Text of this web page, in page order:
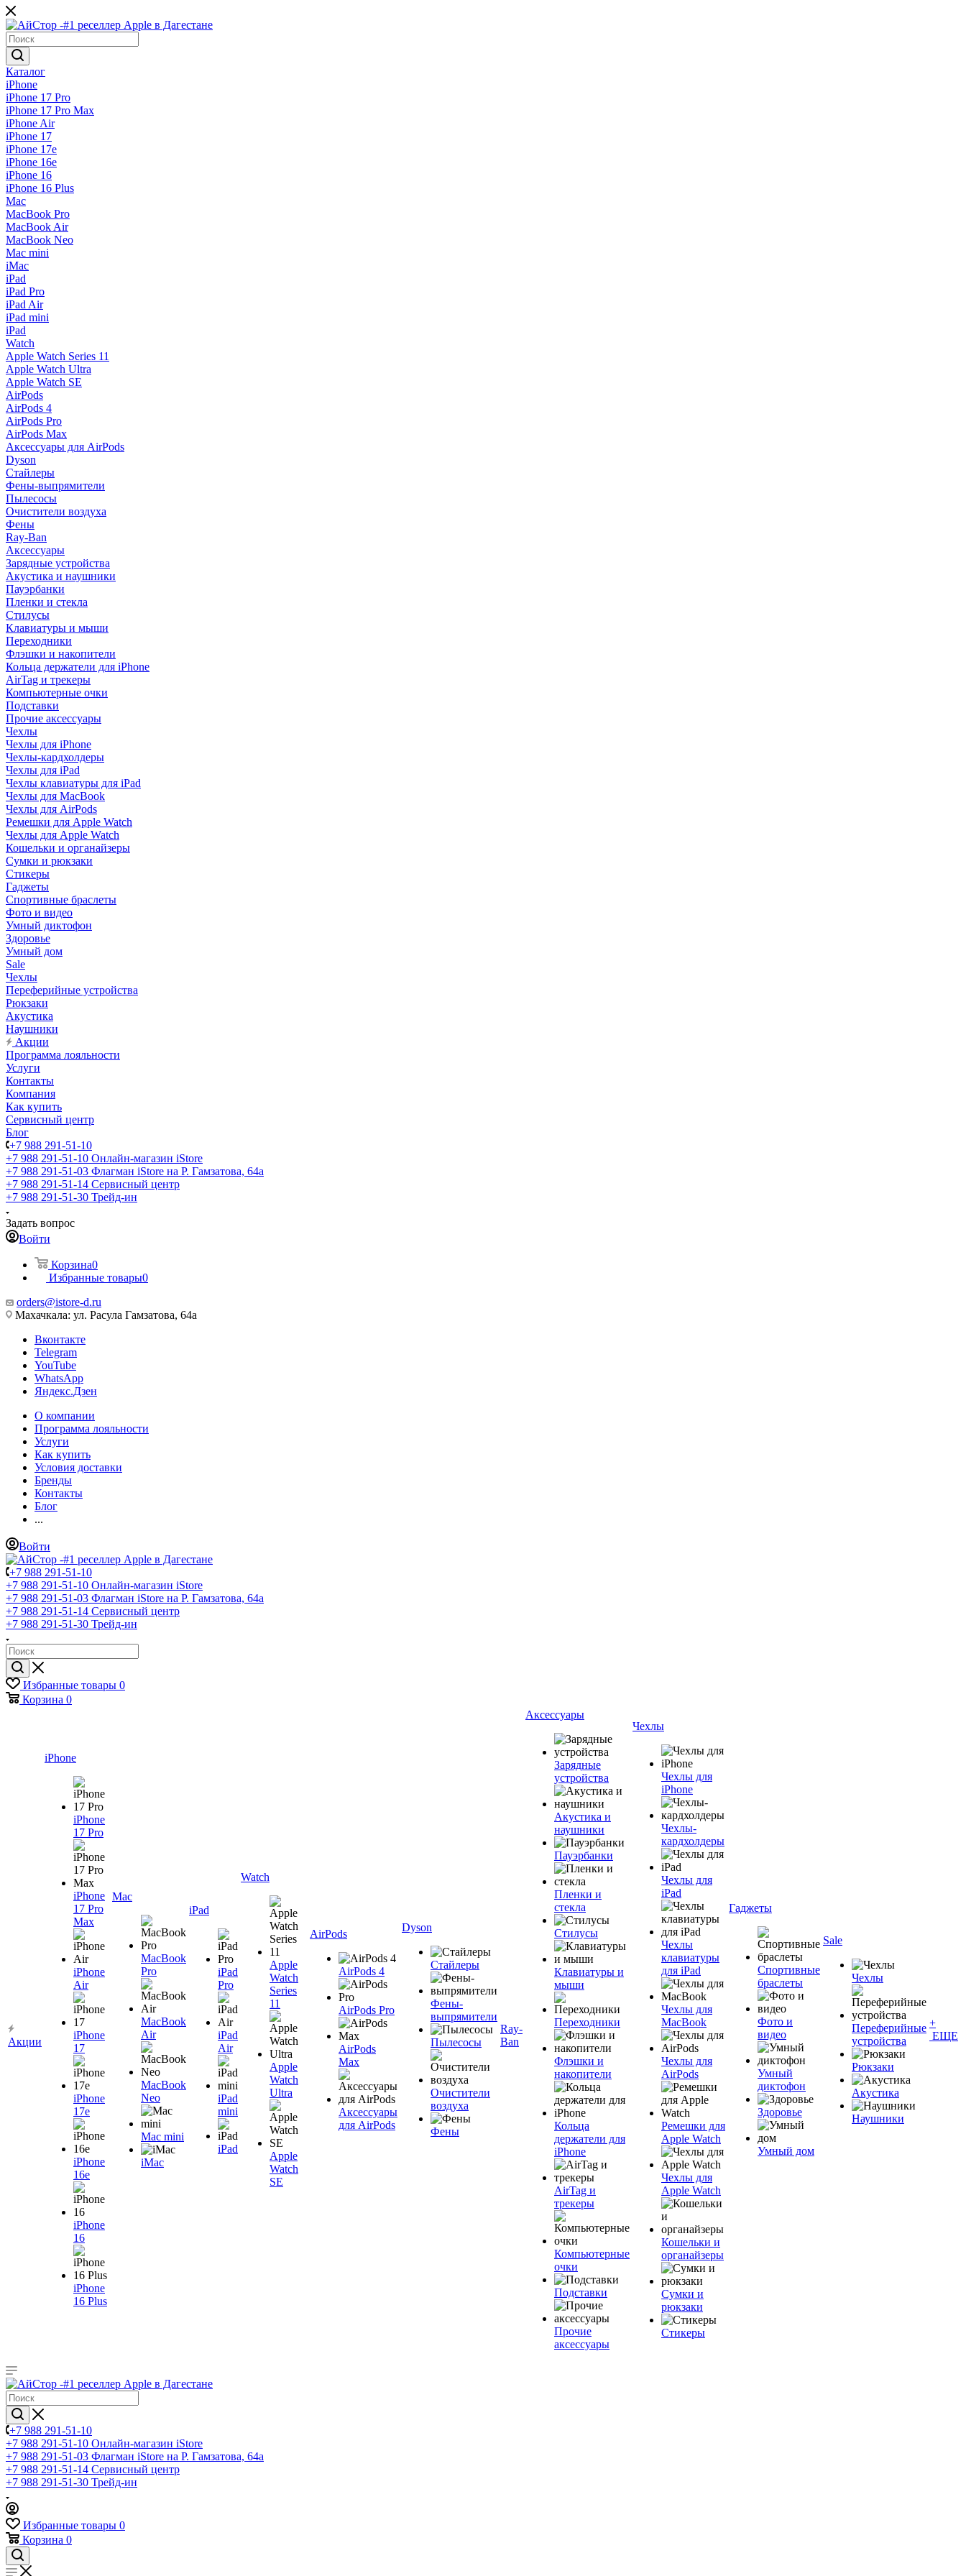
Каталог
iPhone
iPhone 17 Pro
iPhone 17 Pro Max
iPhone Air
iPhone 17
iPhone 17e
iPhone 16e
iPhone 16
iPhone 16 Plus
Mac
MacBook Pro
MacBook Air
MacBook Neo
Mac mini
iMac
iPad
iPad Pro
iPad Air
iPad mini
iPad
Watch
Apple Watch Series 11
Apple Watch Ultra
Apple Watch SE
AirPods
AirPods 4
AirPods Pro
AirPods Max
Аксессуары для AirPods
Dyson
Стайлеры
Фены-выпрямители
Пылесосы
Очистители воздуха
Фены
Ray-Ban
Аксессуары
Зарядные устройства
Акустика и наушники
Пауэрбанки
Пленки и стекла
Стилусы
Клавиатуры и мыши
Переходники
Флэшки и накопители
Кольца держатели для iPhone
AirTag и трекеры
Компьютерные очки
Подставки
Прочие аксессуары
Чехлы
Чехлы для iPhone
Чехлы-кардхолдеры
Чехлы для iPad
Чехлы клавиатуры для iPad
Чехлы для MacBook
Чехлы для AirPods
Ремешки для Apple Watch
Чехлы для Apple Watch
Кошельки и органайзеры
Сумки и рюкзаки
Стикеры
Гаджеты
Спортивные браслеты
Фото и видео
Умный диктофон
Здоровье
Умный дом
Sale
Чехлы
Переферийные устройства
Рюкзаки
Акустика
Наушники
Акции
Программа лояльности
Услуги
Контакты
Компания
Как купить
Сервисный центр
Блог
+7 988 291-51-10
+7 988 291-51-10 Онлайн-магазин iStore
+7 988 291-51-03 Флагман iStore на Р. Гамзатова, 64а
+7 988 291-51-14 Сервисный центр
+7 988 291-51-30 Трейд-ин
Задать вопрос
Войти
Корзина0
Избранные товары0
orders@istore-d.ru
Махачкала: ул. Расула Гамзатова, 64а
Вконтакте
Telegram
YouTube
WhatsApp
Яндекс.Дзен
О компании
Программа лояльности
Услуги
Как купить
Условия доставки
Бренды
Контакты
Блог
...
Войти
+7 988 291-51-10
+7 988 291-51-10 Онлайн-магазин iStore
+7 988 291-51-03 Флагман iStore на Р. Гамзатова, 64а
+7 988 291-51-14 Сервисный центр
+7 988 291-51-30 Трейд-ин
Избранные товары 0
Корзина 0
Акции
iPhone
iPhone
17 Pro
iPhone
17 Pro
Max
iPhone
Air
iPhone
17
iPhone
17e
iPhone
16e
iPhone
16
iPhone
16 Plus
Mac
MacBook
Pro
MacBook
Air
MacBook
Neo
Mac mini
iMac
iPad
iPad
Pro
iPad
Air
iPad
mini
iPad
Watch
Apple
Watch
Series
11
Apple
Watch
Ultra
Apple
Watch
SE
AirPods
AirPods 4
AirPods Pro
AirPods
Max
Аксессуары
для AirPods
Dyson
Стайлеры
Фены-
выпрямители
Пылесосы
Очистители
воздуха
Фены
Ray-
Ban
Аксессуары
Зарядные
устройства
Акустика и
наушники
Пауэрбанки
Пленки и
стекла
Стилусы
Клавиатуры и
мыши
Переходники
Флэшки и
накопители
Кольца
держатели для
iPhone
AirTag и
трекеры
Компьютерные
очки
Подставки
Прочие
аксессуары
Чехлы
Чехлы для
iPhone
Чехлы-
кардхолдеры
Чехлы для
iPad
Чехлы
клавиатуры
для iPad
Чехлы для
MacBook
Чехлы для
AirPods
Ремешки для
Apple Watch
Чехлы для
Apple Watch
Кошельки и
органайзеры
Сумки и
рюкзаки
Стикеры
Гаджеты
Спортивные
браслеты
Фото и
видео
Умный
диктофон
Здоровье
Умный дом
Sale
Чехлы
Переферийные
устройства
Рюкзаки
Акустика
Наушники
+
ЕЩЕ
+7 988 291-51-10
+7 988 291-51-10 Онлайн-магазин iStore
+7 988 291-51-03 Флагман iStore на Р. Гамзатова, 64а
+7 988 291-51-14 Сервисный центр
+7 988 291-51-30 Трейд-ин
Избранные товары 0
Корзина 0